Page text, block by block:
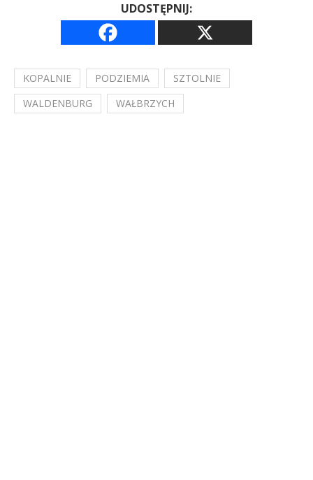
UDOSTĘPNIJ:
KOPALNIE PODZIEMIA
SZTOLNIE
WALDENBURG
WAŁBRZYCH